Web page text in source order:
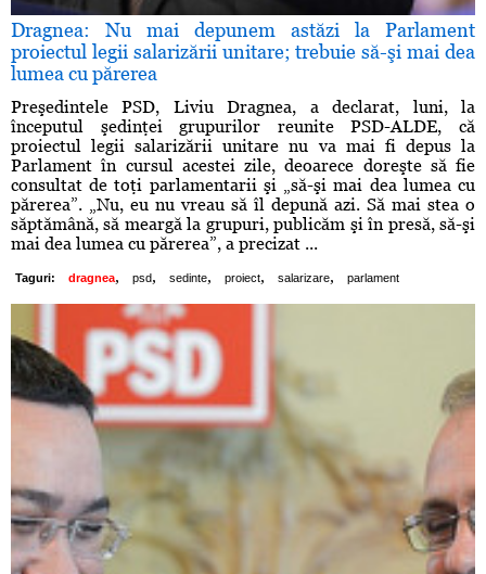
Dragnea: Nu mai depunem astăzi la Parlament
proiectul legii salarizării unitare; trebuie să-şi mai dea
lumea cu părerea
Preşedintele PSD, Liviu Dragnea, a declarat, luni, la
începutul şedinţei grupurilor reunite PSD-ALDE, că
proiectul legii salarizării unitare nu va mai fi depus la
Parlament în cursul acestei zile, deoarece doreşte să fie
consultat de toţi parlamentarii şi „să-şi mai dea lumea cu
părerea”. „Nu, eu nu vreau să îl depună azi. Să mai stea o
săptămână, să meargă la grupuri, publicăm şi în presă, să-şi
mai dea lumea cu părerea”, a precizat ...
Taguri: dragnea, psd, sedinte, proiect, salarizare, parlament